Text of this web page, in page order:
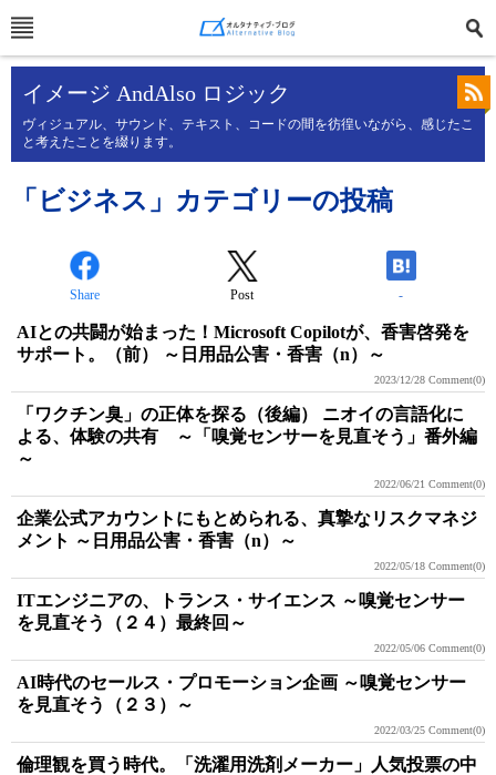
イメージ AndAlso ロジック
ヴィジュアル、サウンド、テキスト、コードの間を彷徨いながら、感じたこ
と考えたことを綴ります。
「ビジネス」カテゴリーの投稿
Share Post -
AIとの共闘が始まった！Microsoft Copilotが、香害啓発を
サポート。（前） ～日用品公害・香害（n）～
2023/12/28 Comment(0)
「ワクチン臭」の正体を探る（後編） ニオイの言語化に
よる、体験の共有 ～「嗅覚センサーを見直そう」番外編
～
2022/06/21 Comment(0)
企業公式アカウントにもとめられる、真摯なリスクマネジ
メント ～日用品公害・香害（n）～
2022/05/18 Comment(0)
ITエンジニアの、トランス・サイエンス ～嗅覚センサー
を見直そう（２４）最終回～
2022/05/06 Comment(0)
AI時代のセールス・プロモーション企画 ～嗅覚センサー
を見直そう（２３）～
2022/03/25 Comment(0)
倫理観を買う時代。「洗濯用洗剤メーカー」人気投票の中